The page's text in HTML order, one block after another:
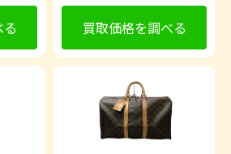
買取価格を調べる